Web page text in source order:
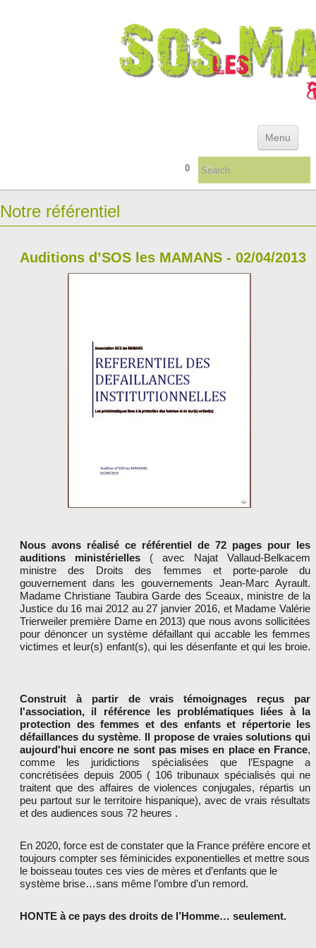
Menu
ACTUALITÉS & ARCHIVES
QUELQUES CONSEILS ...▼
0
Notre référentiel
Auditions d’SOS les MAMANS - 02/04/2013
Nous avons réalisé ce référentiel de 72 pages pour les
auditions ministérielles ( avec Najat Vallaud-Belkacem
ministre des Droits des femmes et porte-parole du
gouvernement dans les gouvernements Jean-Marc Ayrault.
Madame Christiane Taubira Garde des Sceaux, ministre de la
Justice du 16 mai 2012 au 27 janvier 2016, et Madame Valérie
Trierweiler première Dame en 2013) que nous avons sollicitées
pour dénoncer un système défaillant qui accable les femmes
victimes et leur(s) enfant(s), qui les désenfante et qui les broie.
Construit à partir de vrais témoignages reçus par
l'association, il référence les problématiques liées à la
protection des femmes et des enfants et répertorie les
défaillances du système. Il propose de vraies solutions qui
aujourd'hui encore ne sont pas mises en place en France,
comme les juridictions spécialisées que l’Espagne a
concrétisées depuis 2005 ( 106 tribunaux spécialisés qui ne
traitent que des affaires de violences conjugales, répartis un
peu partout sur le territoire hispanique), avec de vrais résultats
et des audiences sous 72 heures .
En 2020, force est de constater que la France préfère encore et
toujours compter ses féminicides exponentielles et mettre sous
le boisseau toutes ces vies de mères et d’enfants que le
système brise…sans même l’ombre d’un remord.
HONTE à ce pays des droits de l’Homme… seulement.